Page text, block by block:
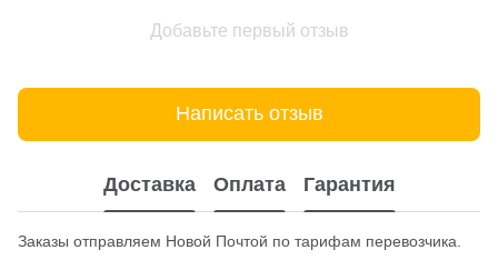
Добавьте первый отзыв
Написать отзыв
Доставка Оплата Гарантия
Заказы отправляем Новой Почтой по тарифам перевозчика.